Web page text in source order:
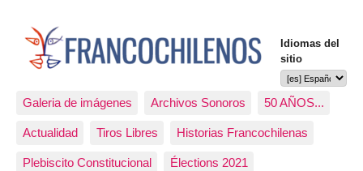
Idiomas del
sitio
Galeria de imágenes Archivos Sonoros 50 AÑOS...
Actualidad Tiros Libres Historias Francochilenas
Plebiscito Constitucional Élections 2021